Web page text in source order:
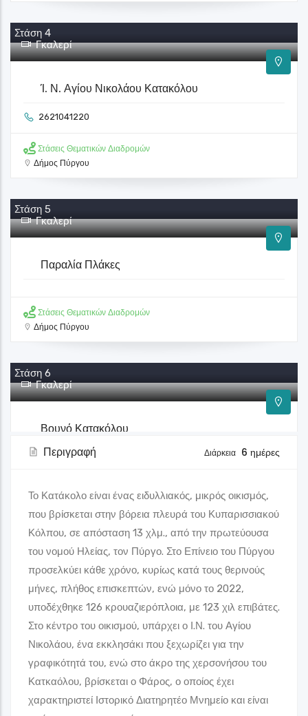
Στάση 3
Γκαλερί
Πρώην Θερμά θαλάσσια Λουτρά
Στάσεις Θεματικών Διαδρομών
Δήμος Πύργου
Στάση 4
Γκαλερί
Ί. Ν. Αγίου Νικολάου Κατακόλου
Στάσεις Θεματικών Διαδρομών
Στάση 5
Γκαλερί
Δήμος Πύργου
Γκαλερί
Βουνό Κατακόλου
Πευκόφυτο και με απέραντη θέα στο Ιόνιο δεσπόζει το
Στάσεις Θεματικών Διαδρομών
Δήμος Πύργου
Περιγραφή Διάρκεια 6 ημέρες
Το Κατάκολο είναι ένας ειδυλλιακός, μικρός οικισμός,
που βρίσκεται στην βόρεια πλευρά του Κυπαρισσιακού
Κόλπου, σε απόσταση 13 χλμ., από την πρωτεύουσα
του νομού Ηλείας, τον Πύργο. Στο Επίνειο του Πύργου
προσελκύει κάθε χρόνο, κυρίως κατά τους θερινούς
μήνες, πλήθος επισκεπτών, ενώ μόνο το 2022,
υποδέχθηκε 126 κρουαζιερόπλοια, με 123 χιλ επιβάτες.
Στο κέντρο του οικισμού, υπάρχει ο Ι.Ν. του Αγίου
Νικολάου, ένα εκκλησάκι που ξεχωρίζει για την
γραφικότητά του, ενώ στο άκρο της χερσονήσου του
Κατκαόλου, βρίσκεται ο Φάρος, ο οποίος έχει
χαρακτηριστεί Ιστορικό Διατηρητέο Μνημείο και είναι